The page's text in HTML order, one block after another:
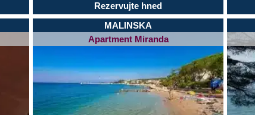
Rezervujte hned
MALINSKA
Apartment Miranda